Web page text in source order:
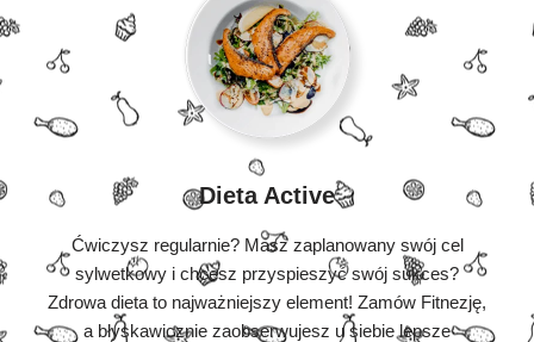
Dieta Active
Ćwiczysz regularnie? Masz zaplanowany swój cel
sylwetkowy i chcesz przyspieszyć swój sukces?
Zdrowa dieta to najważniejszy element! Zamów Fitnezję,
a błyskawicznie zaobserwujesz u siebie lepsze